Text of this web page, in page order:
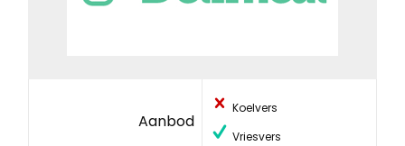
Aanbod
Koelvers
Vriesvers